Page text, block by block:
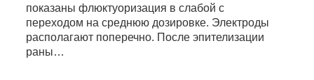
показаны флюктуоризация в слабой с
переходом на среднюю дозировке. Электроды
располагают поперечно. После эпителизации
раны…